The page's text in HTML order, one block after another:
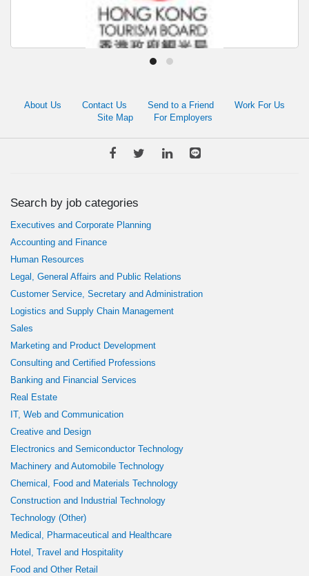
Hong Kong Tourism Board
About Us Contact Us Send to a Friend
Work For Us
Site Map
For Employers
Search by job categories
Executives and Corporate Planning
Accounting and Finance
Human Resources
Legal, General Affairs and Public Relations
Customer Service, Secretary and Administration
Logistics and Supply Chain Management
Sales
Marketing and Product Development
Consulting and Certified Professions
Banking and Financial Services
Real Estate
IT, Web and Communication
Creative and Design
Electronics and Semiconductor Technology
Machinery and Automobile Technology
Chemical, Food and Materials Technology
Construction and Industrial Technology
Technology (Other)
Medical, Pharmaceutical and Healthcare
Hotel, Travel and Hospitality
Food and Other Retail